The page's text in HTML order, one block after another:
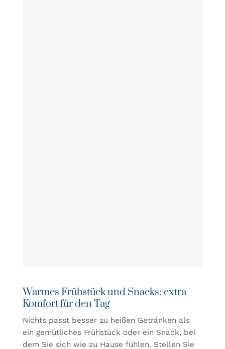
Warmes Frühstück und Snacks: extra
Komfort für den Tag
Nichts passt besser zu heißen Getränken als
ein gemütliches Frühstück oder ein Snack, bei
dem Sie sich wie zu Hause fühlen. Stellen Sie